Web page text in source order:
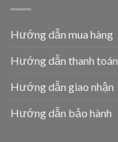
Hướng dẫn mua hàng
Hướng dẫn thanh toán
Hướng dẫn giao nhận
Hướng dẫn bảo hành